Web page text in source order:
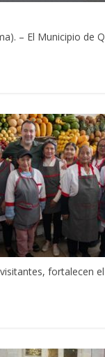
– El Municipio de
fortalecen